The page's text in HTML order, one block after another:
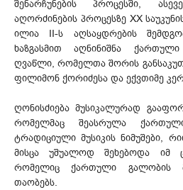
შენარჩუნების პროცესში,
აღორძინების პროცესზე XX
ილია II-ს აღსაყდრების
ხაზგასმით აღნინიშნა
ღვაწლი, რომელთა შორის
ფილიმონ ქორიძესა და ექვთიმე
ღონისძიება მუსიკალურად
რომელმაც შეასრულა
ტრადიციული მუსიკის ნიმუშები,
მისცა უშუალოდ შეხებოდა იმ
რომელიც ქართული გალობის
თაობებს.